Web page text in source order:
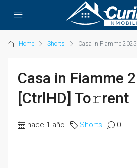
Home Shorts Casa in Fiamme
Casa in Fiamme
[CtrlHD] To𝚛rent
hace 1 año Shorts 0